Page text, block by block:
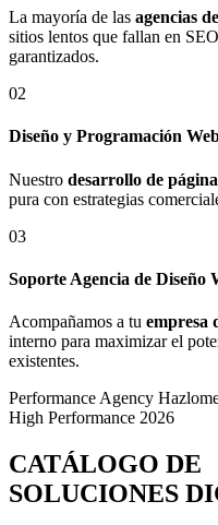
La mayoría de las agencias
sitios lentos que fallan en
garantizados.
02
Diseño y Programación
Nuestro desarrollo de
pura con estrategias
03
Soporte Agencia de Diseño
Acompañamos a tu empresa
interno para maximizar el
existentes.
Performance Agency
High Performance 2026
CATÁLOGO DE
SOLUCIONES